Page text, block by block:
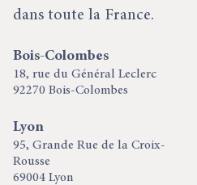
dans toute la France.
Bois-Colombes
18, rue du Général Leclerc
92270 Bois-Colombes
Lyon
95, Grande Rue de la Croix-
Rousse
69004 Lyon